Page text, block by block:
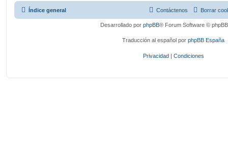
Índice general Borrar
Contáctenos
Desarrollado por phpBB® Forum Software ©
Traducción al español por phpBB España
Privacidad| Condiciones